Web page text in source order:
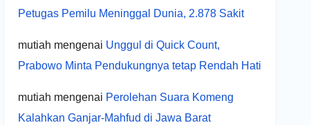
Petugas Pemilu Meninggal Dunia, 2.878 Sakit
mutiah mengenai Unggul di Quick Count,
Prabowo Minta Pendukungnya tetap Rendah Hati
mutiah mengenai Perolehan Suara Komeng
Kalahkan Ganjar-Mahfud di Jawa Barat